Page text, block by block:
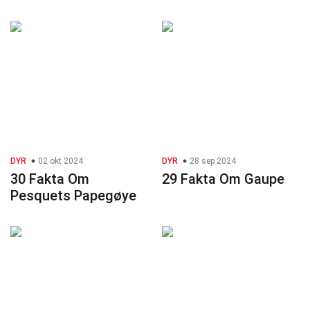
DYR 02 okt 2024
30 Fakta Om
Pesquets Papegøye
DYR 28 sep 2024
29 Fakta Om Gaupe